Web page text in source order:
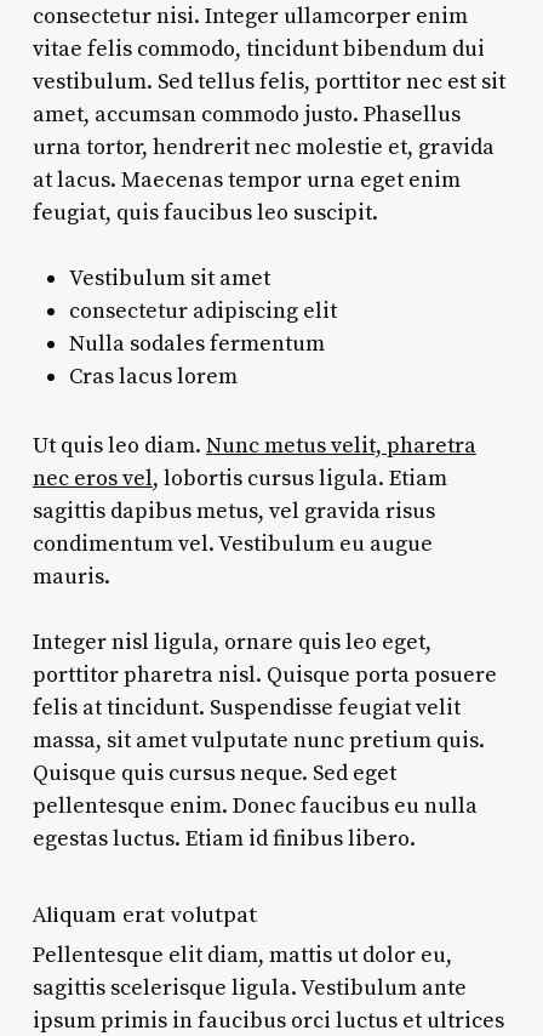
consectetur nisi. Integer ullamcorper enim
vitae felis commodo, tincidunt bibendum dui
vestibulum. Sed tellus felis, porttitor nec est sit
amet, accumsan commodo justo. Phasellus
urna tortor, hendrerit nec molestie et, gravida
at lacus. Maecenas tempor urna eget enim
feugiat, quis faucibus leo suscipit.
Vestibulum sit amet
consectetur adipiscing elit
Nulla sodales fermentum
Cras lacus lorem
Ut quis leo diam. Nunc metus velit, pharetra
nec eros vel, lobortis cursus ligula. Etiam
sagittis dapibus metus, vel gravida risus
condimentum vel. Vestibulum eu augue
mauris.
Integer nisl ligula, ornare quis leo eget,
porttitor pharetra nisl. Quisque porta posuere
felis at tincidunt. Suspendisse feugiat velit
massa, sit amet vulputate nunc pretium quis.
Quisque quis cursus neque. Sed eget
pellentesque enim. Donec faucibus eu nulla
egestas luctus. Etiam id finibus libero.
Aliquam erat volutpat
Pellentesque elit diam, mattis ut dolor eu,
sagittis scelerisque ligula. Vestibulum ante
ipsum primis in faucibus orci luctus et ultrices